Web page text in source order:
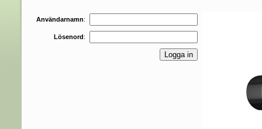
Användarnamn:
Lösenord: